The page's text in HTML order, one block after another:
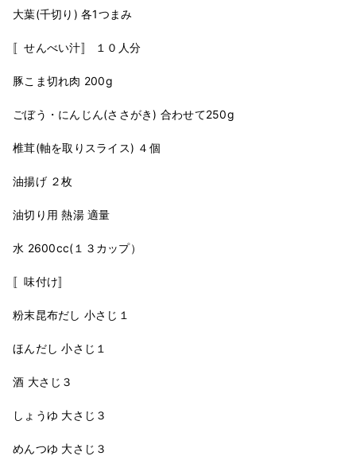
大葉(千切り) 各1つまみ
〚せんべい汁〛 １０人分
豚こま切れ肉 200g
ごぼう・にんじん(ささがき) 合わせて250g
椎茸(軸を取りスライス) ４個
油揚げ ２枚
油切り用 熱湯 適量
水 2600cc(１３カップ）
〚味付け〛
粉末昆布だし 小さじ１
ほんだし 小さじ１
酒 大さじ３
しょうゆ 大さじ３
めんつゆ 大さじ３